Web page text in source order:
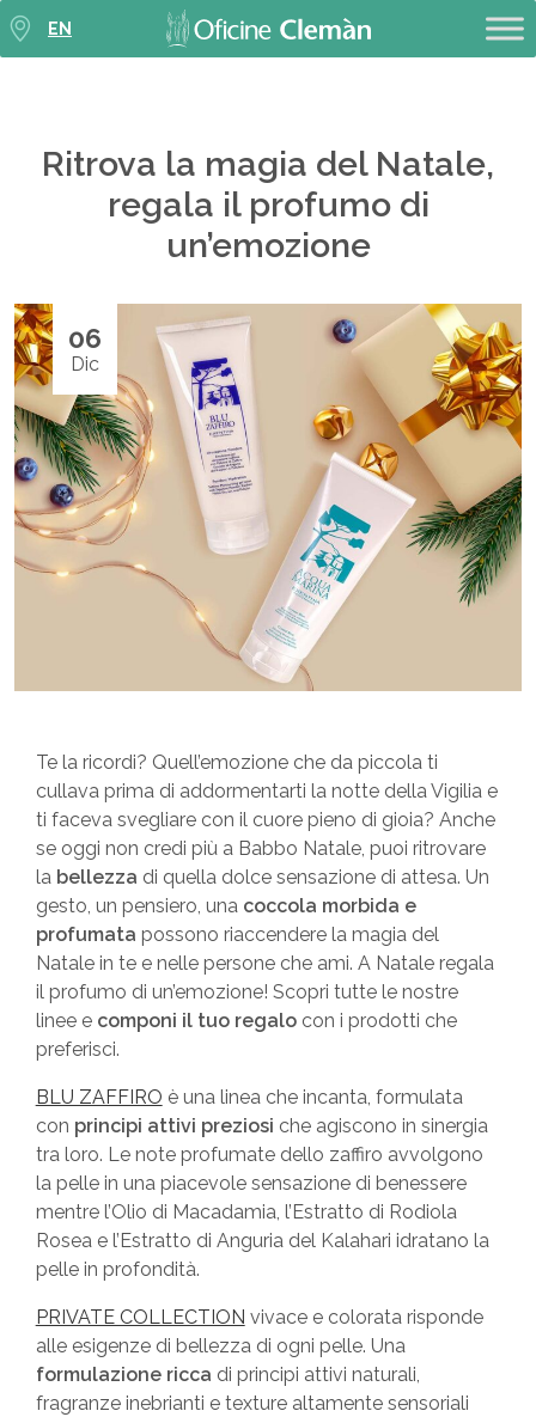
EN
Ritrova la magia del Natale,
regala il profumo di
un’emozione
06
Dic
Te la ricordi? Quell’emozione che da piccola ti
cullava prima di addormentarti la notte della Vigilia e
ti faceva svegliare con il cuore pieno di gioia? Anche
se oggi non credi più a Babbo Natale, puoi ritrovare
la bellezza di quella dolce sensazione di attesa. Un
gesto, un pensiero, una coccola morbida e
profumata possono riaccendere la magia del
Natale in te e nelle persone che ami. A Natale regala
il profumo di un’emozione! Scopri tutte le nostre
linee e componi il tuo regalocon i prodotti che
preferisci.
BLU ZAFFIRO è una linea che incanta, formulata
con principi attivi preziosi che agiscono in sinergia
tra loro. Le note profumate dello zaffiro avvolgono
la pelle in una piacevole sensazione di benessere
mentre l’Olio di Macadamia, l’Estratto di Rodiola
Rosea e l’Estratto di Anguria del Kalahari idratano la
pelle in profondità.
PRIVATE COLLECTION vivace e colorata risponde
alle esigenze di bellezza di ogni pelle. Una
formulazione ricca di principi attivi naturali,
fragranze inebrianti e texture altamente sensoriali